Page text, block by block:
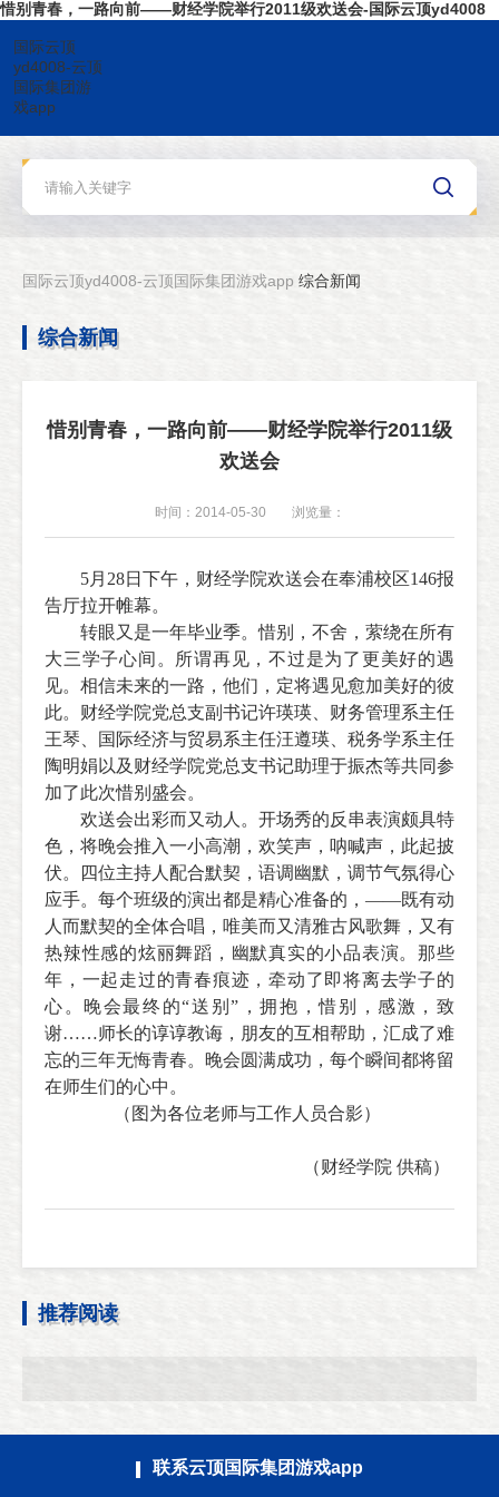
惜别青春，一路向前——财经学院举行2011级欢送会-国际云顶yd4008
国际云顶
yd4008-云顶
国际集团游
戏app
国际云顶yd4008-云顶国际集团游戏app 综合新闻
综合新闻
惜别青春，一路向前——财经学院举行2011级
欢送会
时间：2014-05-30 浏览量：
5月28日下午，财经学院欢送会在奉浦校区146报
告厅拉开帷幕。
转眼又是一年毕业季。惜别，不舍，萦绕在所有
大三学子心间。所谓再见，不过是为了更美好的遇
见。相信未来的一路，他们，定将遇见愈加美好的彼
此。 财经学院党总支副书记许瑛瑛、财务管理系主任
王琴、国际经济与贸易系主任汪遵瑛、税务学系主任
陶明娟以及财经学院党总支书记助理于振杰等共同参
加了此次惜别盛会。
欢送会出彩而又动人。开场秀的反串表演颇具特
色，将晚会推入一小高潮，欢笑声，呐喊声，此起披
伏。四位主持人配合默契，语调幽默，调节气氛得心
应手。 每个班级的演出都是精心准备的，——既有动
人而默契的全体合唱，唯美而又清雅古风歌舞，又有
热辣性感的炫丽舞蹈，幽默真实的小品表演。那些
年，一起走过的青春痕迹，牵动了即将离去学子的
心。 晚会最终的“送别”，拥抱，惜别，感激，致
谢……师长的谆谆教诲，朋友的互相帮助，汇成了难
忘的三年无悔青春。晚会圆满成功，每个瞬间都将留
在师生们的心中。
（图为各位老师与工作人员合影）
（财经学院 供稿）
推荐阅读
联系云顶国际集团游戏app